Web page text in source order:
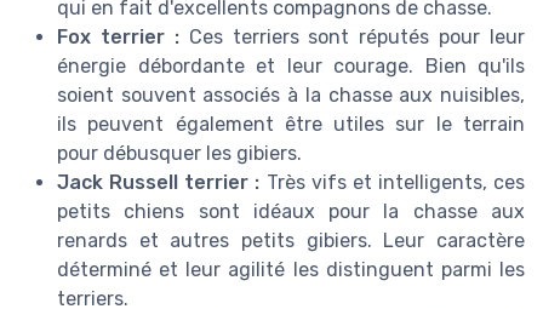
qui en fait d'excellents compagnons de chasse.
Fox terrier :Ces terriers sont réputés pour leur
énergie débordante et leur courage. Bien qu'ils
soient souvent associés à la chasse aux nuisibles,
ils peuvent également être utiles sur le terrain
pour débusquer les gibiers.
Jack Russell terrier : Très vifs et intelligents, ces
petits chiens sont idéaux pour la chasse aux
renards et autres petits gibiers. Leur caractère
déterminé et leur agilité les distinguent parmi les
terriers.